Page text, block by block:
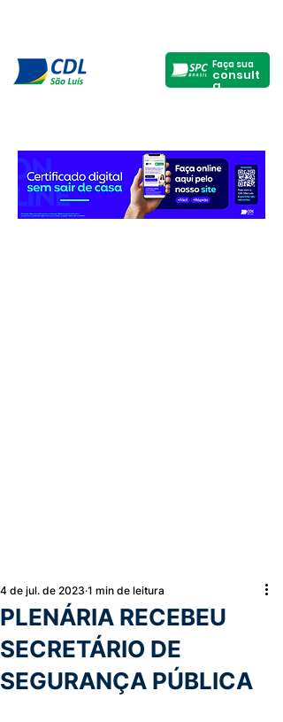
Faça sua
consult
a
PLENÁRIA RECEBEU
SECRETÁRIO DE
SEGURANÇA PÚBLICA
4 de jul. de 2023 1 min de leitura